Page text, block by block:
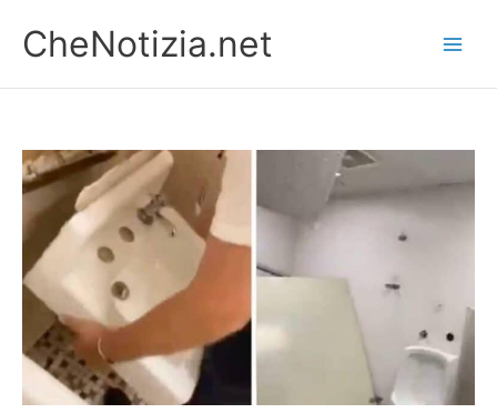
contenuto
CheNotizia.net